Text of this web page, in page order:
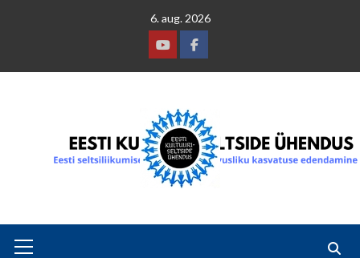
6. aug. 2026
YoutubeFacebook
Menu